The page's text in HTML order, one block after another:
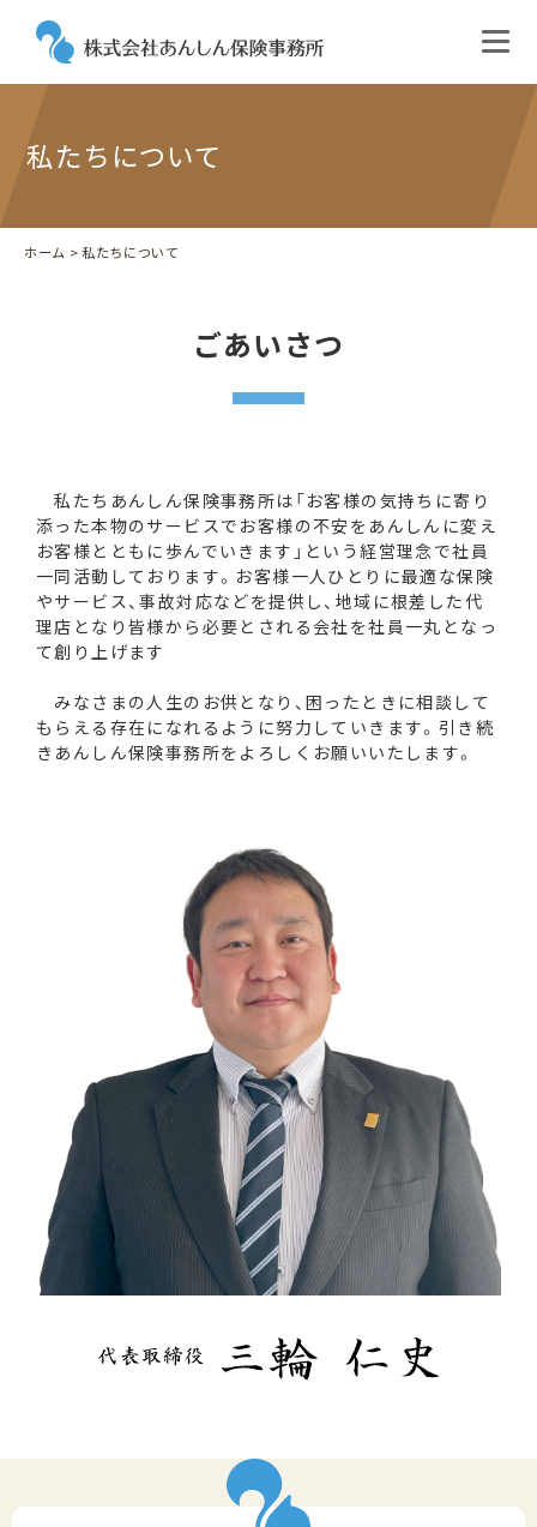
私たちについて
ホーム > 私たちについて
ごあいさつ
私たちあんしん保険事務所は「お客様の気持ちに寄り
添った本物のサービスでお客様の不安をあんしんに変え
お客様とともに歩んでいきます」という経営理念で社員
一同活動しております。お客様一人ひとりに最適な保険
やサービス、事故対応などを提供し、地域に根差した代
理店となり皆様から必要とされる会社を社員一丸となっ
て創り上げます
みなさまの人生のお供となり、困ったときに相談して
もらえる存在になれるように努力していきます。引き続
きあんしん保険事務所をよろしくお願いいたします。